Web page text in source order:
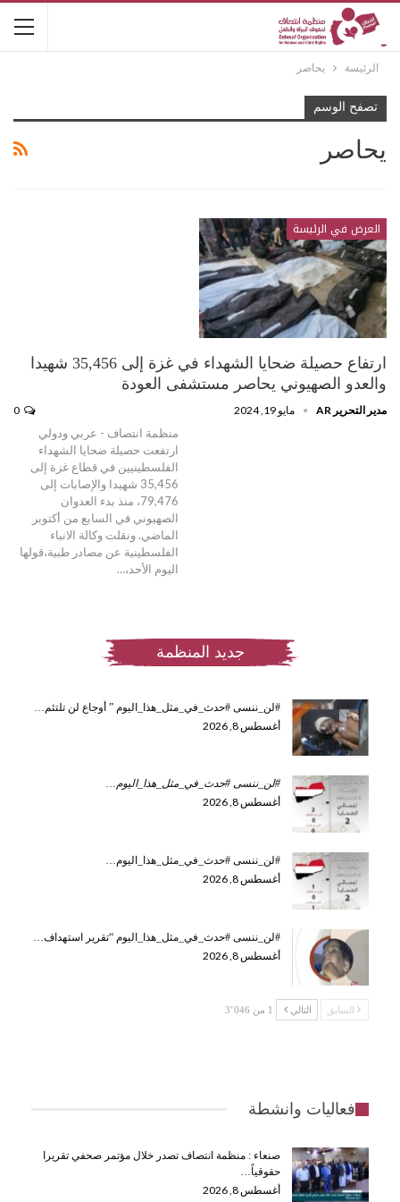
الرئيسة يحاصر
تصفح الوسم
يحاصر
العرض في الرئيسة
ارتفاع حصيلة ضحايا الشهداء في غزة إلى 35,456 شهيدا
والعدو الصهيوني يحاصر مستشفى العودة
مدير التحرير AR مايو 19, 2024
منظمة انتصاف - عربي ودولي
ارتفعت حصيلة ضحايا الشهداء
الفلسطينيين في قطاع غزة إلى
35,456 شهيدا والإصابات إلى
79,476، منذ بدء العدوان
الصهيوني في السابع من أكتوبر
الماضي. ونقلت وكالة الانباء
الفلسطينية عن مصادر طبية،قولها
اليوم الأحد،…
جديد المنظمة
#لن_ننسى #حدث_في_مثل_هذا_اليوم ” أوجاع لن تلتئم…
أغسطس 8, 2026
#لن_ننسى #حدث_في_مثل_هذا_اليوم…
أغسطس 8, 2026
#لن_ننسى #حدث_في_مثل_هذا_اليوم…
أغسطس 8, 2026
#لن_ننسى #حدث_في_مثل_هذا_اليوم “تقرير استهداف…
أغسطس 8, 2026
السابق التالي 1 من 3٬046
فعاليات وانشطة
صنعاء : منظمة انتصاف تصدر خلال مؤتمر صحفي تقريرا
حقوقياً…
أغسطس 8, 2026